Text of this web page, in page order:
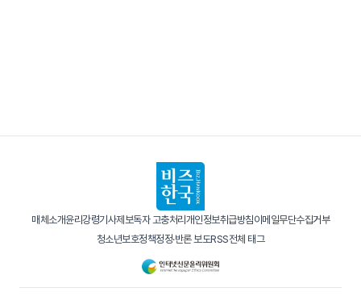
매체소개윤리강령기사제보독자 고충처리개인정보취급방침이메일무단수집거부
청소년보호정책정정·반론 보도RSS전체 태그